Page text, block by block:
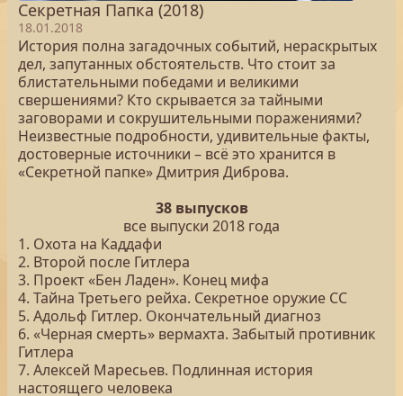
Секретная Папка (2018)
18.01.2018
История полна загадочных событий, нераскрытых
дел, запутанных обстоятельств. Что стоит за
блистательными победами и великими
свершениями? Кто скрывается за тайными
заговорами и сокрушительными поражениями?
Неизвестные подробности, удивительные факты,
достоверные источники – всё это хранится в
«Секретной папке» Дмитрия Диброва.
38 выпусков
все выпуски 2018 года
1. Охота на Каддафи
2. Второй после Гитлера
3. Проект «Бен Ладен». Конец мифа
4. Тайна Третьего рейха. Секретное оружие СС
5. Адольф Гитлер. Окончательный диагноз
6. «Черная смерть» вермахта. Забытый противник
Гитлера
7. Алексей Маресьев. Подлинная история
настоящего человека